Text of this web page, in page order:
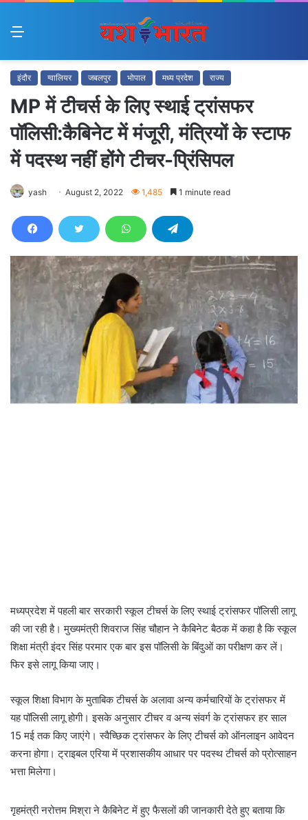
Menu
इंदौर ग्वालियर जबलपुर भोपाल मध्य प्रदेश राज्य
MP में टीचर्स के लिए स्थाई ट्रांसफर
पॉलिसी:कैबिनेट में मंजूरी, मंत्रियों के स्टाफ
में पदस्थ नहीं होंगे टीचर-प्रिंसिपल
yash August 2, 2022 1,485 1 minute read
मध्यप्रदेश में पहली बार सरकारी स्कूल टीचर्स के लिए स्थाई ट्रांसफर पॉलिसी लागू
की जा रही है। मुख्यमंत्री शिवराज सिंह चौहान ने कैबिनेट बैठक में कहा है कि स्कूल
शिक्षा मंत्री इंदर सिंह परमार एक बार इस पॉलिसी के बिंदुओं का परीक्षण कर लें।
फिर इसे लागू किया जाए।
स्कूल शिक्षा विभाग के मुताबिक टीचर्स के अलावा अन्य कर्मचारियों के ट्रांसफर में
यह पॉलिसी लागू होगी। इसके अनुसार टीचर व अन्य संवर्ग के ट्रांसफर हर साल
15 मई तक किए जाएंगे। स्वैच्छिक ट्रांसफर के लिए टीचर्स को ऑनलाइन आवेदन
करना होगा। ट्राइबल एरिया में प्रशासकीय आधार पर पदस्थ टीचर्स को प्रोत्साहन
भत्ता मिलेगा।
गृहमंत्री नरोत्तम मिश्रा ने कैबिनेट में हुए फैसलों की जानकारी देते हुए बताया कि